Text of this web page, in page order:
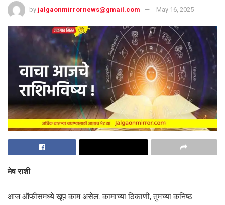
by jalgaonmirrornews@gmail.com May 16, 2025
मेष राशी
आज ऑफीसमध्ये खूप काम असेल. कामाच्या ठिकाणी, तुमच्या कनिष्ठ